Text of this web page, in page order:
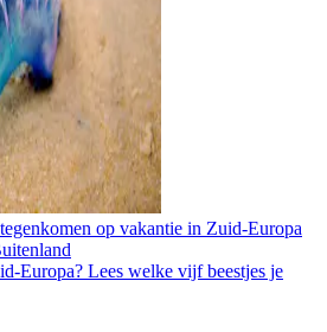
op vakantie in Zuid-Europa
Europa? Lees welke vijf beestjes je